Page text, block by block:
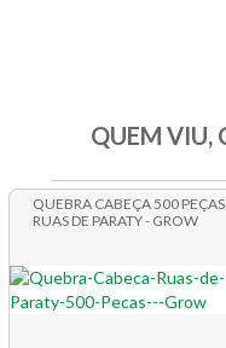
QUEM VIU,
QUEBRA CABEÇA 500 PEÇAS
RUAS DE PARATY - GROW